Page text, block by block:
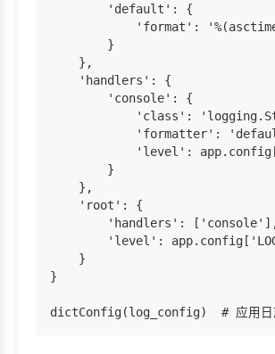
        'default': {
'format':
        }
    },
    'handlers': {
        'console': {
'class':
'formatter':
'level':
        }
    },
    'root': {
'handlers':
'level':
    }
}